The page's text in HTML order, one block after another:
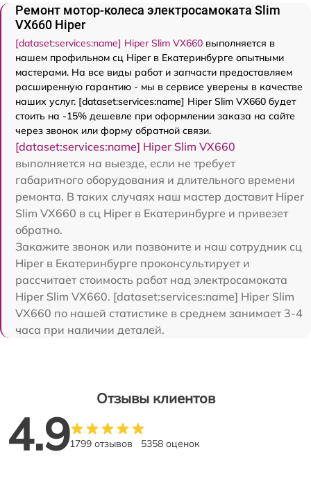
Ремонт мотор-колеса электросамоката Slim
VX660 Hiper
[dataset:services:name] Hiper Slim VX660 выполняется в
нашем профильном сц Hiper в Екатеринбурге опытными
мастерами. На все виды работ и запчасти предоставляем
расширенную гарантию - мы в сервисе уверены в качестве
наших услуг. [dataset:services:name] Hiper Slim VX660 будет
стоить на -15% дешевле при оформлении заказа на сайте
через звонок или форму обратной связи.
[dataset:services:name] Hiper Slim VX660
выполняется на выезде, если не требует
габаритного оборудования и длительного времени
ремонта. В таких случаях наш мастер доставит Hiper
Slim VX660 в сц Hiper в Екатеринбурге и привезет
обратно.
Закажите звонок или позвоните и наш сотрудник сц
Hiper в Екатеринбурге проконсультирует и
рассчитает стоимость работ над электросамоката
Hiper Slim VX660. [dataset:services:name] Hiper Slim
VX660 по нашей статистике в среднем занимает 3-4
часа при наличии деталей.
Отзывы клиентов
4.91799 отзывов 5358 оценок